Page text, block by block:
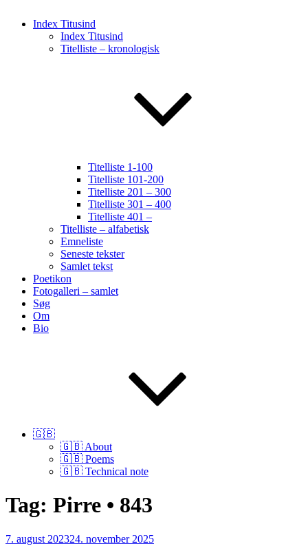
Index Titusind
Index Titusind
Titelliste – kronologisk
Titelliste 1-100
Titelliste 101-200
Titelliste 201 – 300
Titelliste 301 – 400
Titelliste 401 –
Titelliste – alfabetisk
Emneliste
Seneste tekster
Samlet tekst
Poetikon
Fotogalleri – samlet
Søg
Om
Bio
🇬🇧
🇬🇧 About
🇬🇧 Poems
🇬🇧 Technical note
Tag: Pirre • 843
Udgivet
7. august 202324. november 2025